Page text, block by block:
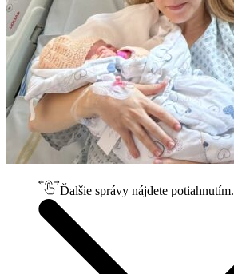
Ďalšie správy nájdete potiahnutím.